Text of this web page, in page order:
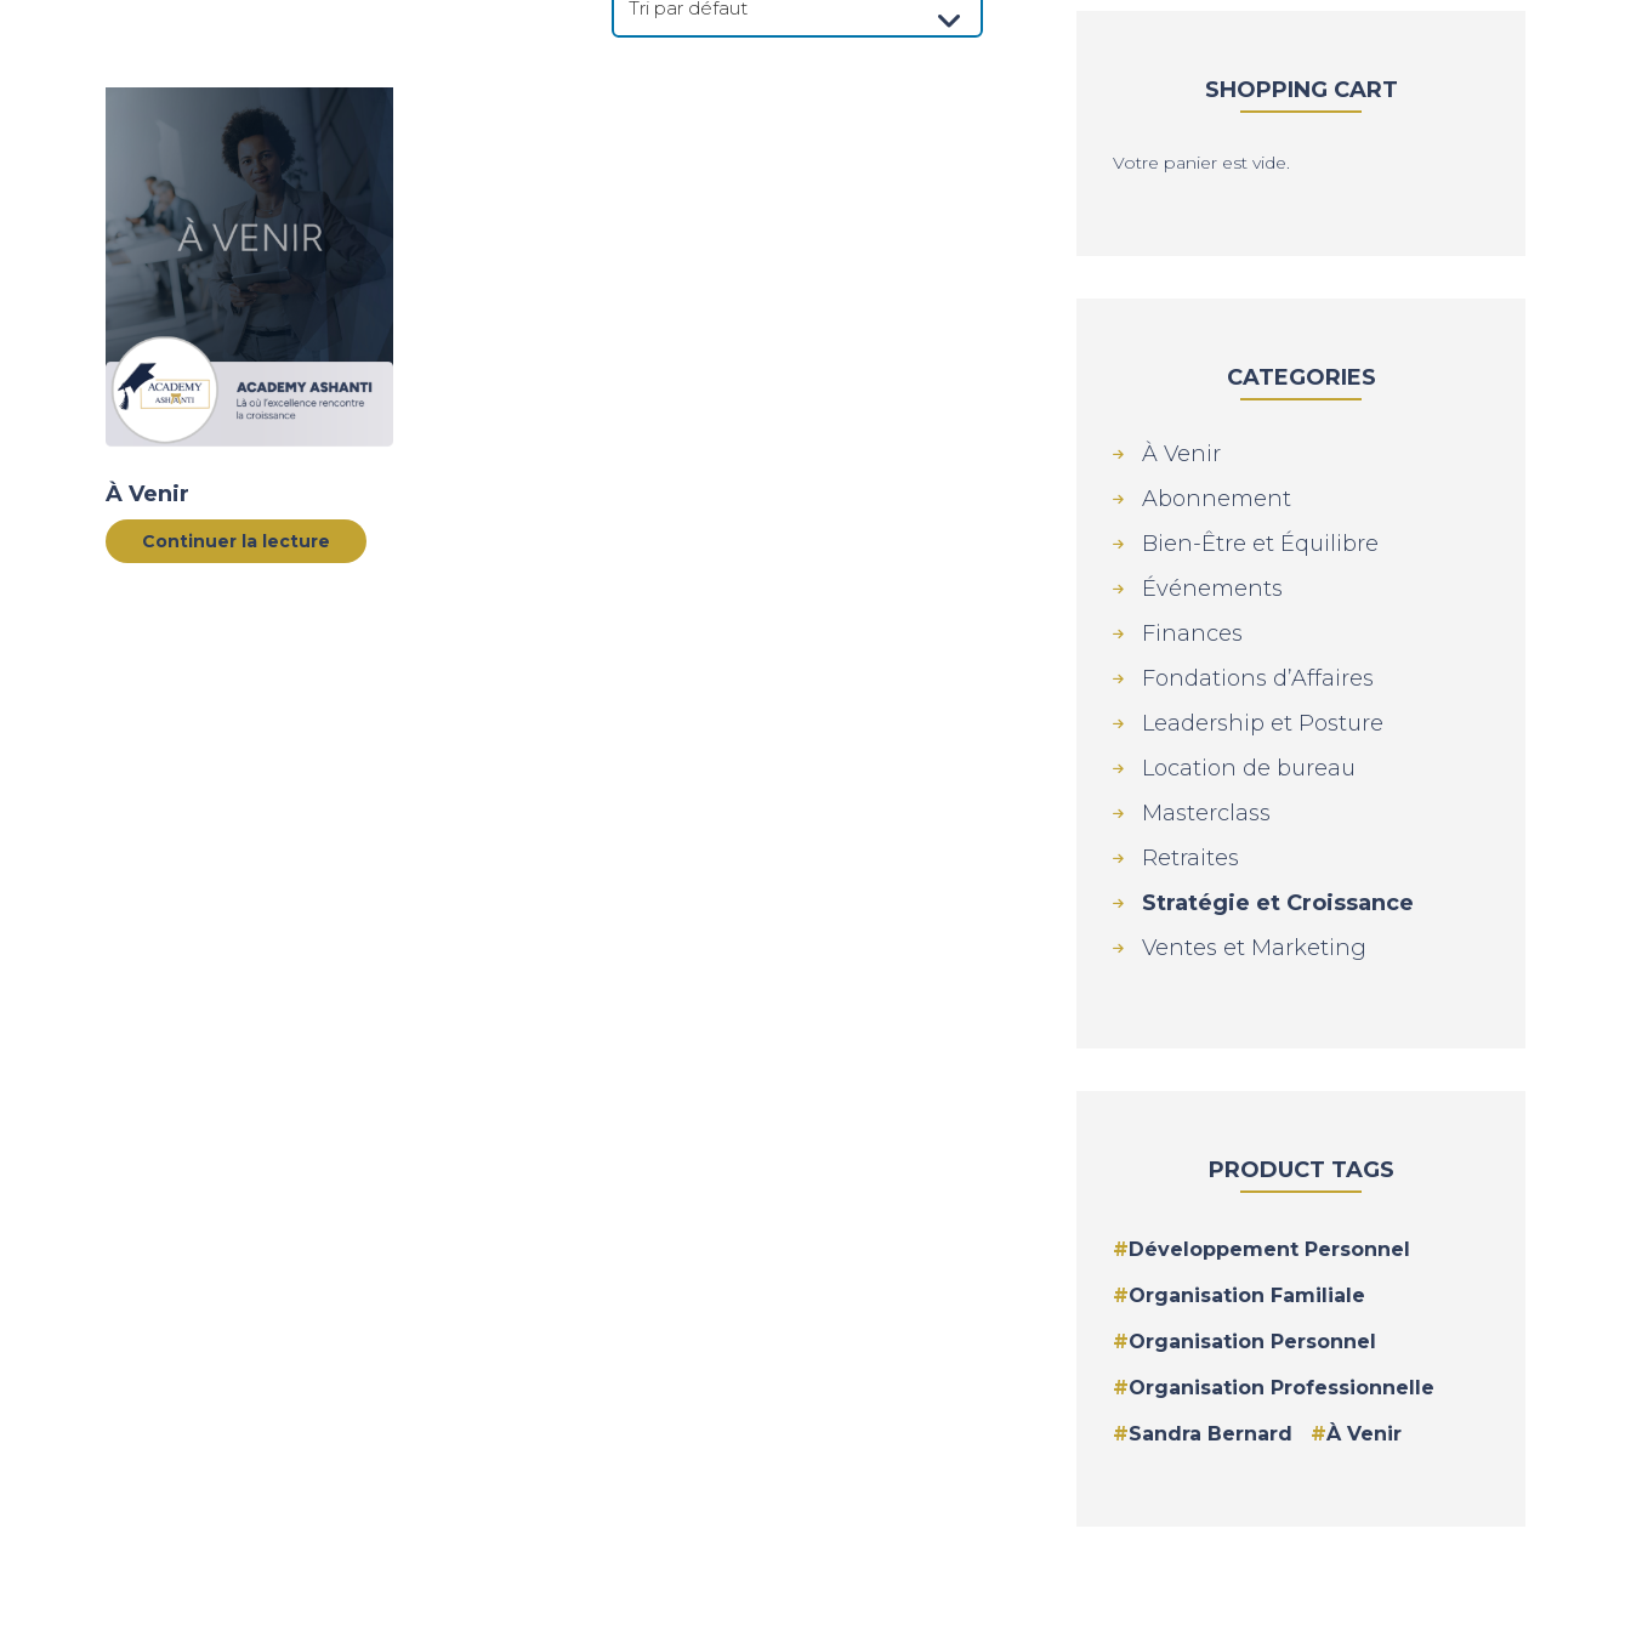
À Venir
Continuer la lecture
SHOPPING CART
Votre panier est vide.
CATEGORIES
À Venir
Abonnement
Bien-Être et Équilibre
Événements
Finances
Fondations d’Affaires
Leadership et Posture
Location de bureau
Masterclass
Retraites
Stratégie et Croissance
Ventes et Marketing
PRODUCT TAGS
Développement Personnel
Organisation Familiale
Organisation Personnel
Organisation Professionnelle
Sandra Bernard
À Venir